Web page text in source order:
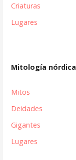
Criaturas
Lugares
Mitología nórdica
Mitos
Deidades
Gigantes
Lugares